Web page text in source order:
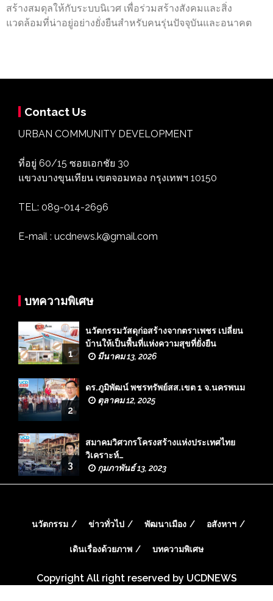
สร้างสมดุลให้กับระบบนิเวศ เพื่อร่วมสร้างสังคมและสิ่ง
แวดล้อมที่น่าอยู่อย่างยั่งยืนสำหรับคนรุ่นปัจจุบันและอนาคต
Contact Us
URBAN COMMUNITY DEVELOPMENT
ที่อยู่ 60/15 ซอยเอกชัย 30
แขวงบางขุนเทียน เขตจอมทอง กรุงเทพฯ 10150
TEL: 089-014-2696
E-mail : ucdnews.k@gmail.com
บทความพิเศษ
1
นวัตกรรมวัสดุก่อสร้างจากตราเพชร เปลี่ยน
บ้านให้เป็นพื้นที่แห่งความสุขที่ยั่งยืน
มีนาคม 13, 2026
2
ดร.ภูมิพัฒน์ พชรทรัพย์สส.เขต 1 จ.นครพนม
ตุลาคม 12, 2025
3
สมาคมวิศวกรโครงสร้างแห่งประเทศไทย
วิเคราะห์…
กุมภาพันธ์ 13, 2023
นวัตกรรม ข่าวทั่วไป พัฒนาเมือง อสังหาฯ
เดินเรื่องด้วยภาพ บทความพิเศษ
Copyright All right reserved by UCDNEWS